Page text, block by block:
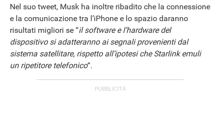
Nel suo tweet, Musk ha inoltre ribadito che la connessione
e la comunicazione tra l’iPhone e lo spazio daranno
risultati migliori se “il software e l’hardware del
dispositivo si adatteranno ai segnali provenienti dal
sistema satellitare, rispetto all’ipotesi che Starlink emuli
un ripetitore telefonico“.